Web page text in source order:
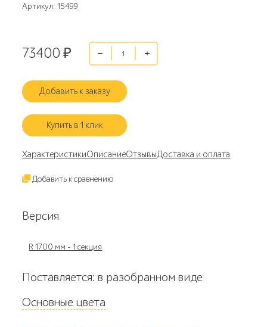
Артикул: 15499
73400 ₽
Добавить к заказу
Купить в 1 клик
ХарактеристикиОписаниеОтзывыДоставка и оплата
Добавить к сравнению
Версия
R 1700 мм - 1 секция
Поставляется: в разобранном виде
Основные цвета